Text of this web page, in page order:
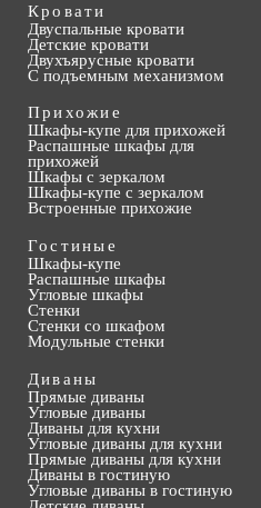
Кровати
Двуспальные кровати
Детские кровати
Двухъярусные кровати
С подъемным механизмом
Прихожие
Шкафы-купе для прихожей
Распашные шкафы для
прихожей
Шкафы с зеркалом
Шкафы-купе с зеркалом
Встроенные прихожие
Гостиные
Шкафы-купе
Распашные шкафы
Угловые шкафы
Стенки
Стенки со шкафом
Модульные стенки
Диваны
Прямые диваны
Угловые диваны
Диваны для кухни
Угловые диваны для кухни
Прямые диваны для кухни
Диваны в гостиную
Угловые диваны в гостиную